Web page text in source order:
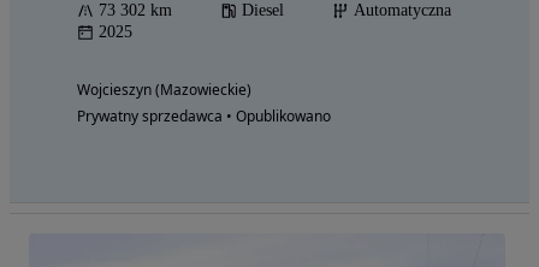
73 302 km Diesel
Automatyczna
2025
Wojcieszyn (Mazowieckie)
Prywatny sprzedawca • Opublikowano